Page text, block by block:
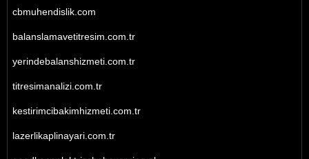
cbmuhendislik.com
balanslamavetitresim.com.tr
yerindebalanshizmeti.com.tr
titresimanalizi.com.tr
kestirimcibakimhizmeti.com.tr
lazerlikaplinayari.com.tr